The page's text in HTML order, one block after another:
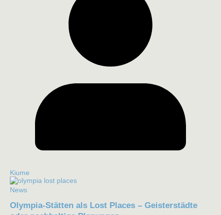
Kiume
News
Olympia-Stätten als Lost Places – Geisterstädte